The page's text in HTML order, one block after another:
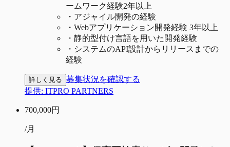
ームワーク経験2年以上
・ アジャイル開発の経験
・ Webアプリケーション開発経験 3年以上
・ 静的型付け言語を用いた開発経験
・ システムのAPI設計からリリースまでの
経験
詳しく見る 募集状況を確認する
提供: ITPRO PARTNERS
700,000円
/月